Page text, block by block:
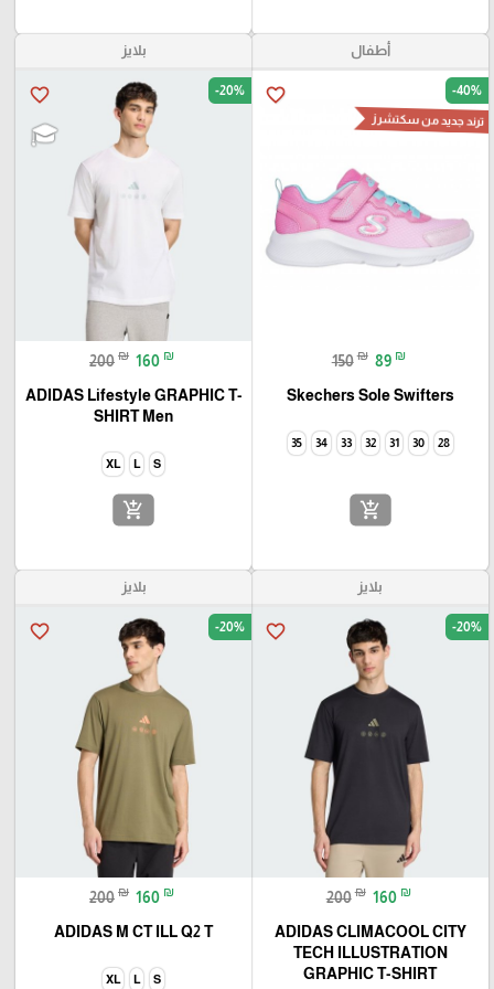
أطفال
favorite_border -40%
ترند جديد من سكتشرز
150 ₪ 89 ₪
Skechers Sole Swifters
28
30
31
32
33
34
35
add_shopping_cart
بلايز
favorite_border -20%
200 ₪ 160 ₪
ADIDAS Lifestyle GRAPHIC T-
SHIRT Men
S
L
XL
add_shopping_cart
بلايز
favorite_border -20%
200 ₪ 160 ₪
ADIDAS CLIMACOOL CITY
TECH ILLUSTRATION
GRAPHIC T-SHIRT
بلايز
favorite_border -20%
200 ₪ 160 ₪
ADIDAS M CT ILL Q2 T
S
L
XL